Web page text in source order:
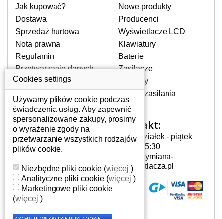
rozbity lub pęknięty ekran, następnie
pojawiające się pionowe pasy, ciemny
ekran, migotanie lub nierównomierną
jasność ekranu.
NAJWYZSZEJ JAKOŚCI!
W naszym magazynie przez
cały okres gwarancji posiadamy
wyłącznie wysokiej jakości
oryginalne matryce klasy A+ bez
wadliwych pikseli.
JAK WYBRAĆ ODPOWIEDNI EKRAN
DO LAPTOPA ASUS EEE PC 904XP
Odpowiedni ekran można dobrać do
konkretnego modelu laptopa, którego
oznaczenie można znaleźć na naklejce
na spodzie laptopa lub pod baterią, bywa
Jak kupować?
Dostawa
Sprzedaż hurtowa
Nota prawna
Regulamin
Przetwarzanie danych
osobowych
Gdzie nas znajdziesz
Nowe produkty
Producenci
Wyświetlacze LCD
Klawiatury
Baterie
Zasilacze
Zawiasy
Złącza zasilania
Twoje konto
Twoje konto
Dane osobowe
Adresy
Historia zamówień
Kontakt:
Poniedziałek - piątek
7:00 - 15:30
info@wymiana-
wyswietlacza.pl
Cookies settings
Używamy plików cookie podczas
świadczenia usług. Aby zapewnić
spersonalizowane zakupy, prosimy
o wyrażenie zgody na
przetwarzanie wszystkich rodzajów
plików cookie.
Niezbędne pliki cookie (więcej )
Analityczne pliki cookie (więcej )
Marketingowe pliki cookie
(więcej )